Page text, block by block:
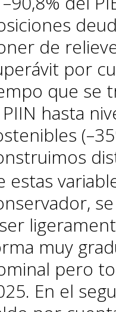
de
por
que se
PIIN hasta
estas
muy
pero
En el